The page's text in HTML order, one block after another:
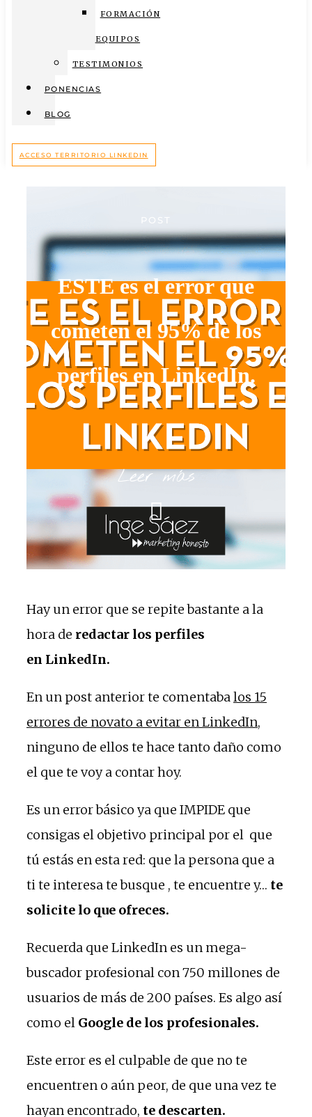
FORMACIÓN
EQUIPOS
TESTIMONIOS
PONENCIAS
BLOG
ACCESO TERRITORIO LINKEDIN
POST
ESTE es el error que
cometen el 95% de los
perfiles en LinkedIn.
Leer más
Hay un error que se repite bastante a la
hora de redactar los perfiles
en LinkedIn.
En un post anterior te comentabalos 15
errores de novato a evitar en LinkedIn,
ninguno de ellos te hace tanto daño como
el que te voy a contar hoy.
Es un error básico ya que IMPIDE que
consigas el objetivo principal por el que
tú estás en esta red: que la persona que a
ti te interesa te busque , te encuentre y… te
solicite lo que ofreces.
Recuerda que LinkedIn es un mega-
buscador profesional con 750 millones de
usuarios de más de 200 países. Es algo así
como el Google de los profesionales.
Este error es el culpable de que no te
encuentren o aún peor, de que una vez te
hayan encontrado, te descarten.